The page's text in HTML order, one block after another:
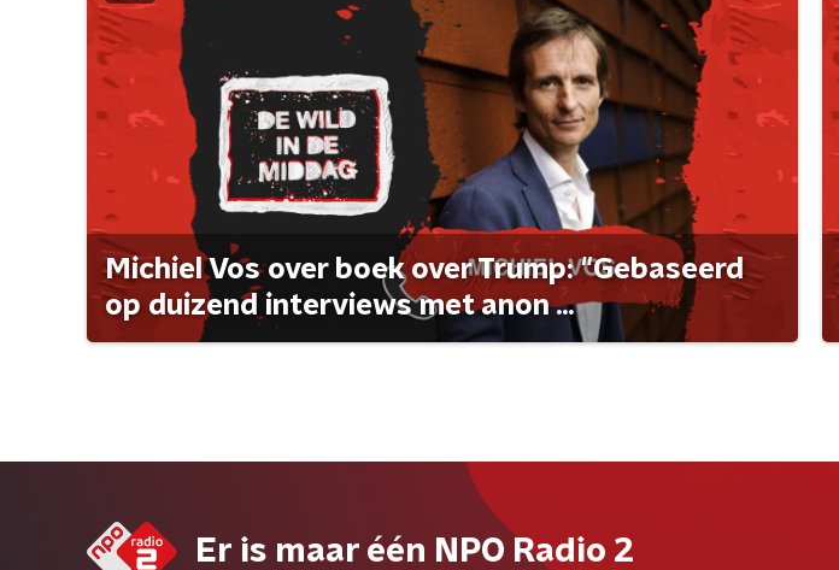
Michiel Vos over boek over Trump: "Gebaseerd
op duizend interviews met anon ...
Er is maar één NPO Radio 2